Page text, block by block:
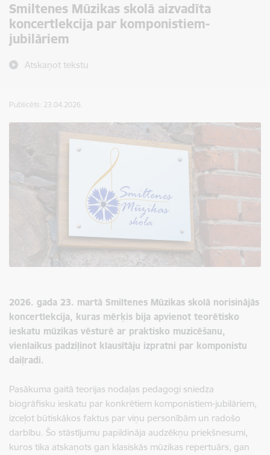
Smiltenes Mūzikas skolā aizvadīta
koncertlekcija par komponistiem-
jubilāriem
Atskaņot tekstu
Publicēts: 23.04.2026.
2026. gada 23. martā Smiltenes Mūzikas skolā norisinājās
koncertlekcija, kuras mērķis bija apvienot teorētisko
ieskatu mūzikas vēsturē ar praktisko muzicēšanu,
vienlaikus padziļinot klausītāju izpratni par komponistu
daiļradi.
Pasākuma gaitā teorijas nodaļas pedagogi sniedza
biogrāfisku ieskatu par konkrētiem komponistiem-jubilāriem,
izceļot būtiskākos faktus par viņu personībām un radošo
darbību. Šo stāstījumu papildināja audzēkņu priekšnesumi,
kuros tika atskaņots gan klasiskās mūzikas repertuārs, gan